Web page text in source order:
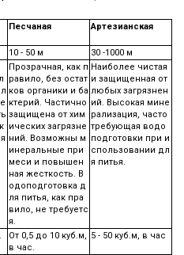
Песчаная Артезианская
10 - 50 м
30 -1000 м
Прозрачная, как п
равило, без остат
ков органики и ба
ктерий. Частично
защищена от хим
ических загрязне
ний. Возможны м
инеральные при
меси и повышен
ная жесткость. В
одоподготовка д
ля питья, как пра
вило, не требуетс
я.
Наиболее чистая
и защищенная от
любых загрязнен
ий. Высокая мине
рализация, часто
требующая водо
подготовки при и
спользовании дл
я питья.
От 0,5 до 10 куб.м,
в час.
5 - 50 куб.м, в час